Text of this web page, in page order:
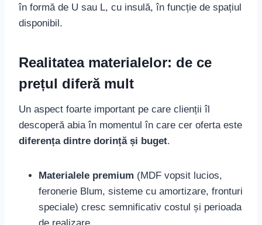
în formă de U sau L, cu insulă, în funcție de spațiul
disponibil.
Realitatea materialelor: de ce
prețul diferă mult
Un aspect foarte important pe care clienții îl
descoperă abia în momentul în care cer oferta este
diferența dintre dorință și buget.
Materialele premium (MDF vopsit lucios,
feronerie Blum, sisteme cu amortizare, fronturi
speciale) cresc semnificativ costul și perioada